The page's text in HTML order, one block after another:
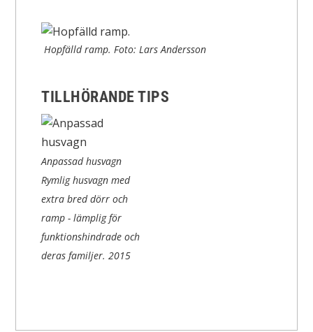
Hopfälld ramp. Foto: Lars Andersson
TILLHÖRANDE TIPS
Anpassad husvagn
Rymlig husvagn med
extra bred dörr och
ramp - lämplig för
funktionshindrade och
deras familjer.2015